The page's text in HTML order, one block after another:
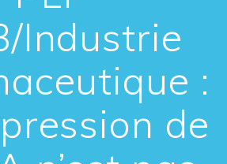
Industrie
:
de